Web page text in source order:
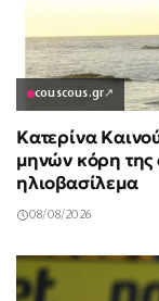
couscous.gr↗
Κατερίνα
μηνών κόρη της
ηλιοβασίλεμα
08/08/2026